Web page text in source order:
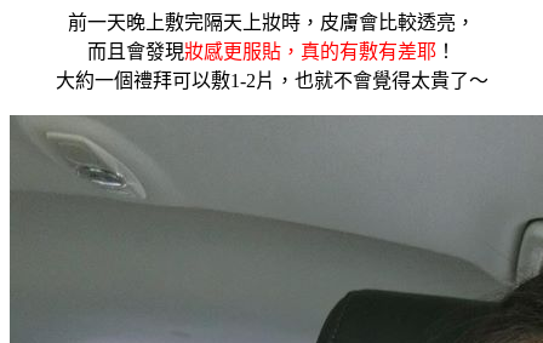
前一天晚上敷完隔天上妝時，皮膚會比較透亮，
而且會發現妝感更服貼，真的有敷有差耶 ！
大約一個禮拜可以敷1-2片，也就不會覺得太貴了～